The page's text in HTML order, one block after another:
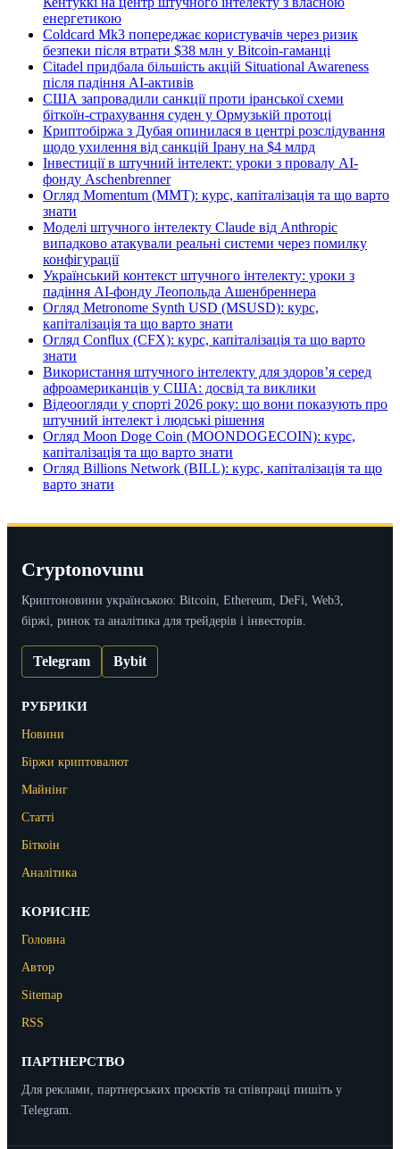
енергетикою
Coldcard Mk3 попереджає користувачів через ризик
безпеки після втрати $38 млн у Bitcoin-гаманці
Citadel придбала більшість акцій Situational Awareness
після падіння AI-активів
США запровадили санкції проти іранської схеми
біткоїн-страхування суден у Ормузькій протоці
Криптобіржа з Дубая опинилася в центрі розслідування
щодо ухилення від санкцій Ірану на $4 млрд
Інвестиції в штучний інтелект: уроки з провалу AI-
фонду Aschenbrenner
Огляд Momentum (MMT): курс, капіталізація та що варто
знати
Моделі штучного інтелекту Claude від Anthropic
випадково атакували реальні системи через помилку
конфігурації
Український контекст штучного інтелекту: уроки з
падіння AI-фонду Леопольда Ашенбреннера
Огляд Metronome Synth USD (MSUSD): курс,
капіталізація та що варто знати
Огляд Conflux (CFX): курс, капіталізація та що варто
знати
Використання штучного інтелекту для здоров’я серед
афроамериканців у США: досвід та виклики
Відеоогляди у спорті 2026 року: що вони показують про
штучний інтелект і людські рішення
Огляд Moon Doge Coin (MOONDOGECOIN): курс,
капіталізація та що варто знати
Огляд Billions Network (BILL): курс, капіталізація та що
варто знати
Cryptonovunu
Криптоновини українською: Bitcoin, Ethereum, DeFi, Web3,
біржі, ринок та аналітика для трейдерів і інвесторів.
Telegram Bybit
РУБРИКИ
Новини
Біржи криптовалют
Майнінг
Статті
Біткоін
Аналітика
КОРИСНЕ
Головна
Автор
Sitemap
RSS
ПАРТНЕРСТВО
Для реклами, партнерських проєктів та співпраці пишіть у
Telegram.